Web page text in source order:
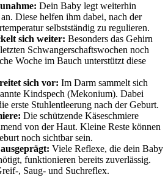
Dein Baby legt weiterhin
Diese helfen ihm dabei, nach der
selbstständig zu regulieren.
sich weiter: Besonders das Gehirn
Schwangerschaftswochen noch
Woche im Bauch unterstützt diese
sich vor: Im Darm sammelt sich
Kindspech (Mekonium). Dabei
erste Stuhlentleerung nach der Geburt.
Die schützende Käseschmiere
von der Haut. Kleine Reste können
noch sichtbar sein.
Viele Reflexe, die dein Baby
funktionieren bereits zuverlässig.
, Saug- und Suchreflex.